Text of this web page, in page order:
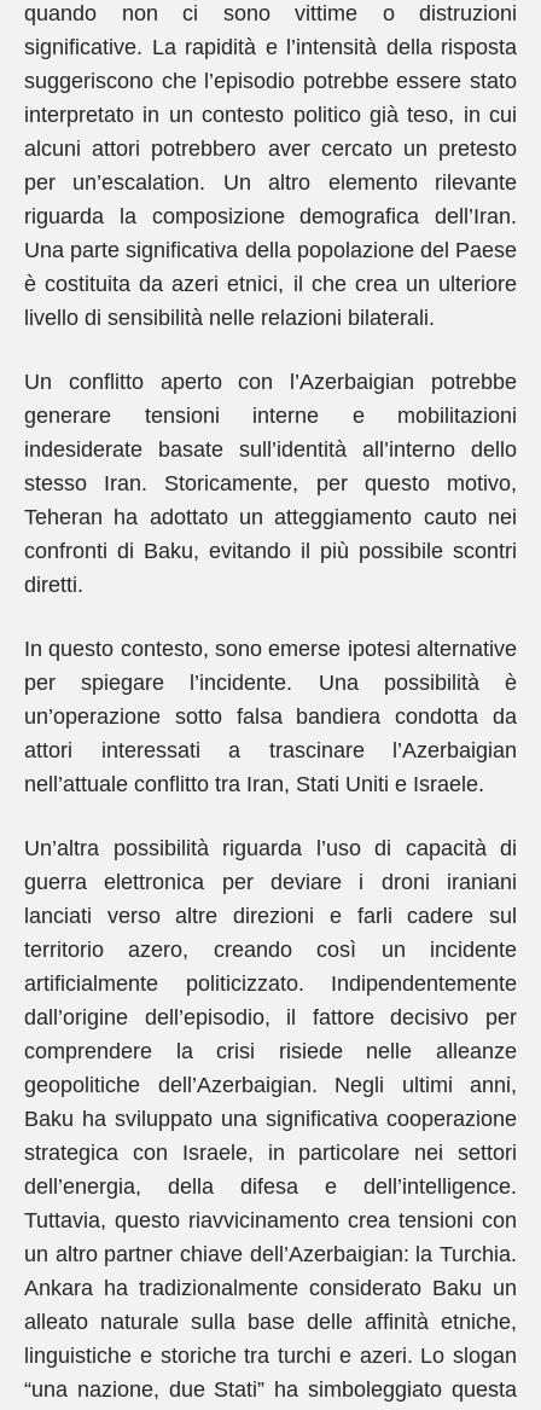
quando non ci sono vittime o distruzioni
significative. La rapidità e l’intensità della risposta
suggeriscono che l’episodio potrebbe essere stato
interpretato in un contesto politico già teso, in cui
alcuni attori potrebbero aver cercato un pretesto
per un’escalation. Un altro elemento rilevante
riguarda la composizione demografica dell’Iran.
Una parte significativa della popolazione del Paese
è costituita da azeri etnici, il che crea un ulteriore
livello di sensibilità nelle relazioni bilaterali.
Un conflitto aperto con l’Azerbaigian potrebbe
generare tensioni interne e mobilitazioni
indesiderate basate sull’identità all’interno dello
stesso Iran. Storicamente, per questo motivo,
Teheran ha adottato un atteggiamento cauto nei
confronti di Baku, evitando il più possibile scontri
diretti.
In questo contesto, sono emerse ipotesi alternative
per spiegare l’incidente. Una possibilità è
un’operazione sotto falsa bandiera condotta da
attori interessati a trascinare l’Azerbaigian
nell’attuale conflitto tra Iran, Stati Uniti e Israele.
Un’altra possibilità riguarda l’uso di capacità di
guerra elettronica per deviare i droni iraniani
lanciati verso altre direzioni e farli cadere sul
territorio azero, creando così un incidente
artificialmente politicizzato. Indipendentemente
dall’origine dell’episodio, il fattore decisivo per
comprendere la crisi risiede nelle alleanze
geopolitiche dell’Azerbaigian. Negli ultimi anni,
Baku ha sviluppato una significativa cooperazione
strategica con Israele, in particolare nei settori
dell’energia, della difesa e dell’intelligence.
Tuttavia, questo riavvicinamento crea tensioni con
un altro partner chiave dell’Azerbaigian: la Turchia.
Ankara ha tradizionalmente considerato Baku un
alleato naturale sulla base delle affinità etniche,
linguistiche e storiche tra turchi e azeri. Lo slogan
“una nazione, due Stati” ha simboleggiato questa